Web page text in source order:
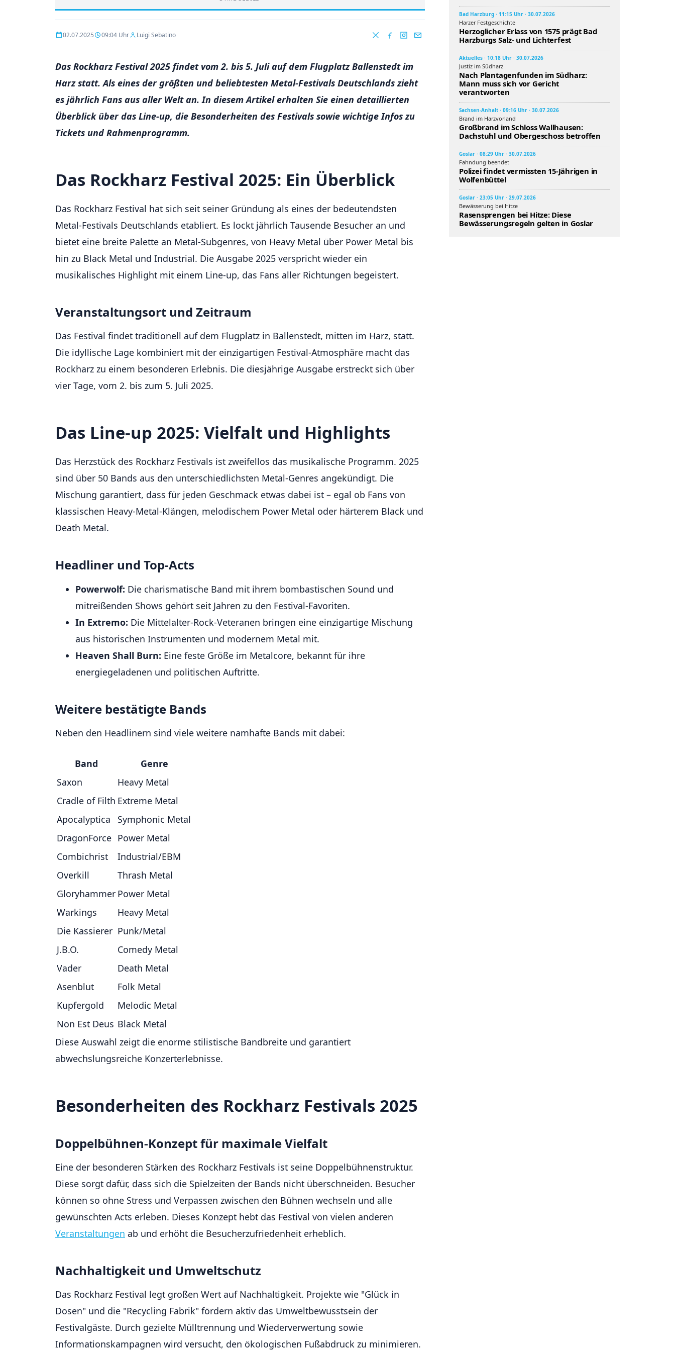
02.07.2025 09:04 Uhr Luigi Sebatino
Das Rockharz Festival 2025 findet vom 2. bis 5. Juli auf dem Flugplatz Ballenstedt im
Harz statt. Als eines der größten und beliebtesten Metal-Festivals Deutschlands zieht
es jährlich Fans aus aller Welt an. In diesem Artikel erhalten Sie einen detaillierten
Überblick über das Line-up, die Besonderheiten des Festivals sowie wichtige Infos zu
Tickets und Rahmenprogramm.
Das Rockharz Festival 2025: Ein Überblick
Das Rockharz Festival hat sich seit seiner Gründung als eines der bedeutendsten
Metal-Festivals Deutschlands etabliert. Es lockt jährlich Tausende Besucher an und
bietet eine breite Palette an Metal-Subgenres, von Heavy Metal über Power Metal bis
hin zu Black Metal und Industrial. Die Ausgabe 2025 verspricht wieder ein
musikalisches Highlight mit einem Line-up, das Fans aller Richtungen begeistert.
Veranstaltungsort und Zeitraum
Das Festival findet traditionell auf dem Flugplatz in Ballenstedt, mitten im Harz, statt.
Die idyllische Lage kombiniert mit der einzigartigen Festival-Atmosphäre macht das
Rockharz zu einem besonderen Erlebnis. Die diesjährige Ausgabe erstreckt sich über
vier Tage, vom 2. bis zum 5. Juli 2025.
Das Line-up 2025: Vielfalt und Highlights
Das Herzstück des Rockharz Festivals ist zweifellos das musikalische Programm. 2025
sind über 50 Bands aus den unterschiedlichsten Metal-Genres angekündigt. Die
Mischung garantiert, dass für jeden Geschmack etwas dabei ist – egal ob Fans von
klassischen Heavy-Metal-Klängen, melodischem Power Metal oder härterem Black und
Death Metal.
Headliner und Top-Acts
Powerwolf: Die charismatische Band mit ihrem bombastischen Sound und
mitreißenden Shows gehört seit Jahren zu den Festival-Favoriten.
In Extremo: Die Mittelalter-Rock-Veteranen bringen eine einzigartige Mischung
aus historischen Instrumenten und modernem Metal mit.
Heaven Shall Burn: Eine feste Größe im Metalcore, bekannt für ihre
energiegeladenen und politischen Auftritte.
Weitere bestätigte Bands
Neben den Headlinern sind viele weitere namhafte Bands mit dabei:
Band
Genre
Saxon
Heavy Metal
Cradle of Filth Extreme Metal
Apocalyptica
Symphonic Metal
DragonForce Power Metal
Combichrist
Industrial/EBM
Overkill
Thrash Metal
Gloryhammer Power Metal
Warkings
Heavy Metal
Die Kassierer Punk/Metal
J.B.O.
Comedy Metal
Vader
Death Metal
Asenblut
Folk Metal
Kupfergold
Melodic Metal
Non Est Deus Black Metal
Diese Auswahl zeigt die enorme stilistische Bandbreite und garantiert
abwechslungsreiche Konzerterlebnisse.
Besonderheiten des Rockharz Festivals 2025
Doppelbühnen-Konzept für maximale Vielfalt
Eine der besonderen Stärken des Rockharz Festivals ist seine Doppelbühnenstruktur.
Diese sorgt dafür, dass sich die Spielzeiten der Bands nicht überschneiden. Besucher
können so ohne Stress und Verpassen zwischen den Bühnen wechseln und alle
gewünschten Acts erleben. Dieses Konzept hebt das Festival von vielen anderen
Veranstaltungen ab und erhöht die Besucherzufriedenheit erheblich.
Nachhaltigkeit und Umweltschutz
Das Rockharz Festival legt großen Wert auf Nachhaltigkeit. Projekte wie "Glück in
Dosen" und die "Recycling Fabrik" fördern aktiv das Umweltbewusstsein der
Festivalgäste. Durch gezielte Mülltrennung und Wiederverwertung sowie
Informationskampagnen wird versucht, den ökologischen Fußabdruck zu minimieren.
Bad Harzburg · 11:15 Uhr · 30.07.2026
Harzer Festgeschichte
Herzoglicher Erlass von 1575 prägt Bad
Harzburgs Salz- und Lichterfest
Aktuelles · 10:18 Uhr · 30.07.2026
Justiz im Südharz
Nach Plantagenfunden im Südharz:
Mann muss sich vor Gericht
verantworten
Sachsen-Anhalt · 09:16 Uhr · 30.07.2026
Brand im Harzvorland
Großbrand im Schloss Wallhausen:
Dachstuhl und Obergeschoss betroffen
Goslar · 08:29 Uhr · 30.07.2026
Fahndung beendet
Polizei findet vermissten 15-Jährigen in
Wolfenbüttel
Goslar · 23:05 Uhr · 29.07.2026
Bewässerung bei Hitze
Rasensprengen bei Hitze: Diese
Bewässerungsregeln gelten in Goslar